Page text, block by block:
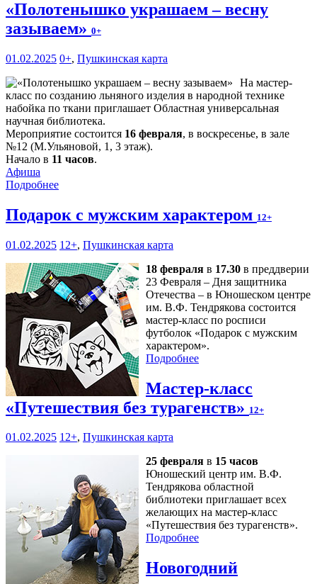
«Полотенышко украшаем – весну
зазываем» 0+
01.02.2025 0+, Пушкинская карта
На мастер-
класс по созданию льняного изделия в народной технике
набойка по ткани приглашает Областная универсальная
научная библиотека.
Мероприятие состоится 16 февраля, в воскресенье, в зале
№12 (М.Ульяновой, 1, 3 этаж).
Начало в 11 часов.
Афиша
Подробнее
Подарок с мужским характером 12+
01.02.2025 12+, Пушкинская карта
18 февраля в 17.30 в преддверии
23 Февраля – Дня защитника
Отечества – в Юношеском центре
им. В.Ф. Тендрякова состоится
мастер-класс по росписи
футболок «Подарок с мужским
характером».
Подробнее
Мастер-класс
«Путешествия без турагенств» 12+
01.02.2025 12+, Пушкинская карта
25 февраля в 15 часов
Юношеский центр им. В.Ф.
Тендрякова областной
библиотеки приглашает всех
желающих на мастер-класс
«Путешествия без турагенств».
Подробнее
Новогодний